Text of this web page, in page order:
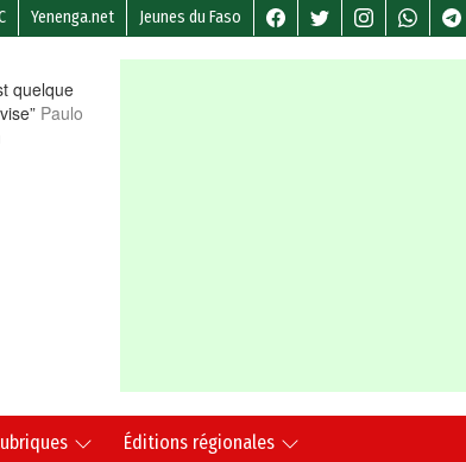
Yenenga.net Jeunes du Faso
quelque
Paulo
Éditions régionales